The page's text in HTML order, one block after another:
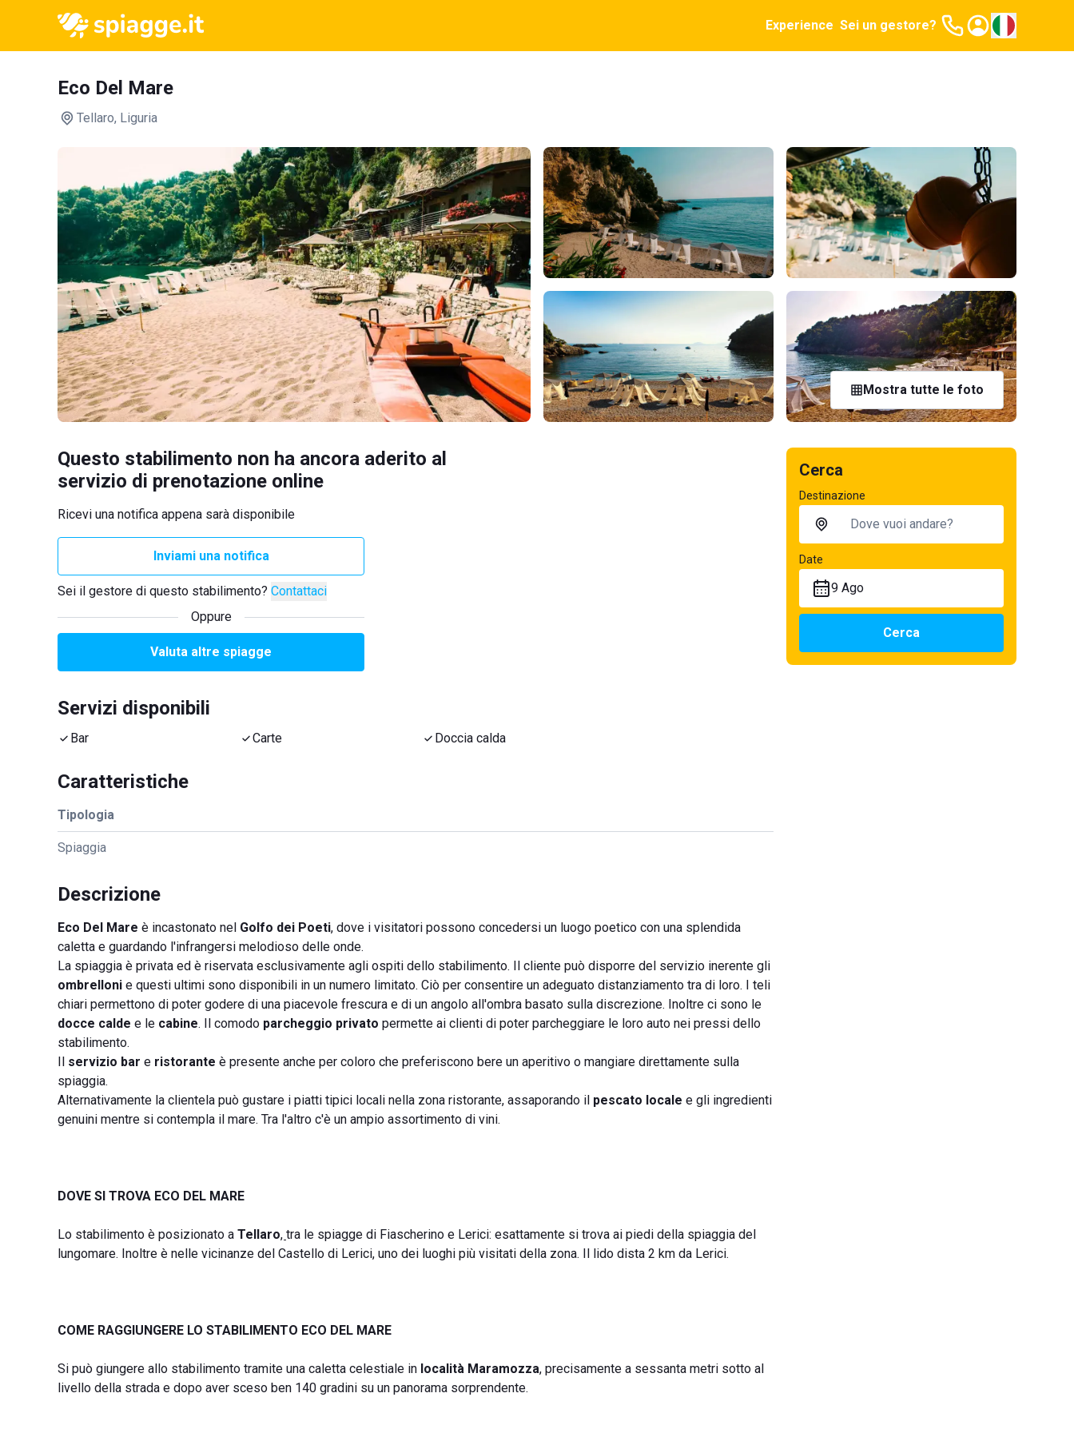
Experience Sei un gestore?
Eco Del Mare
Tellaro, Liguria
Mostra tutte le foto
Questo stabilimento non ha ancora aderito al
servizio di prenotazione online
Ricevi una notifica appena sarà disponibile
Inviami una notifica
Sei il gestore di questo stabilimento? Contattaci
Oppure
Valuta altre spiagge
Servizi disponibili
Bar Carte Doccia calda
Caratteristiche
Tipologia
Spiaggia
Descrizione
Eco Del Mare è incastonato nel Golfo dei Poeti, dove i visitatori possono concedersi un luogo poetico con una splendida
caletta e guardando l'infrangersi melodioso delle onde.
La spiaggia è privata ed è riservata esclusivamente agli ospiti dello stabilimento. Il cliente può disporre del servizio inerente gli
ombrelloni e questi ultimi sono disponibili in un numero limitato. Ciò per consentire un adeguato distanziamento tra di loro. I teli
chiari permettono di poter godere di una piacevole frescura e di un angolo all'ombra basato sulla discrezione. Inoltre ci sono le
docce calde e le cabine. Il comodo parcheggio privato permette ai clienti di poter parcheggiare le loro auto nei pressi dello
stabilimento.
Il servizio bar e ristorante è presente anche per coloro che preferiscono bere un aperitivo o mangiare direttamente sulla
spiaggia.
Alternativamente la clientela può gustare i piatti tipici locali nella zona ristorante, assaporando il pescato locale e gli ingredienti
genuini mentre si contempla il mare. Tra l'altro c'è un ampio assortimento di vini.
DOVE SI TROVA ECO DEL MARE
Lo stabilimento è posizionato a Tellaro, tra le spiagge di Fiascherino e Lerici: esattamente si trova ai piedi della spiaggia del
lungomare. Inoltre è nelle vicinanze del Castello di Lerici, uno dei luoghi più visitati della zona. Il lido dista 2 km da Lerici.
COME RAGGIUNGERE LO STABILIMENTO ECO DEL MARE
Si può giungere allo stabilimento tramite una caletta celestiale in località Maramozza, precisamente a sessanta metri sotto al
livello della strada e dopo aver sceso ben 140 gradini su un panorama sorprendente.
Cerca
Destinazione
Date
9 Ago
Cerca